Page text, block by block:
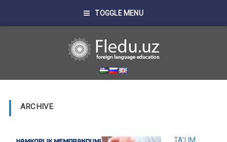
TOGGLE MENU
ARCHIVE
TA'LIM